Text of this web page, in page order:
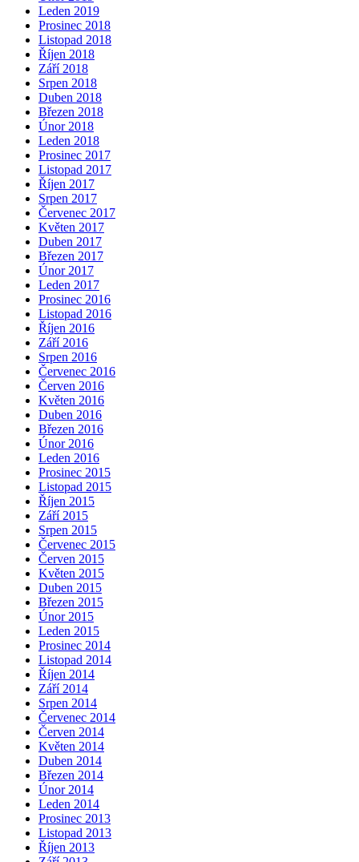
Leden 2019
Prosinec 2018
Listopad 2018
Říjen 2018
Září 2018
Srpen 2018
Duben 2018
Březen 2018
Únor 2018
Leden 2018
Prosinec 2017
Listopad 2017
Říjen 2017
Srpen 2017
Červenec 2017
Květen 2017
Duben 2017
Březen 2017
Únor 2017
Leden 2017
Prosinec 2016
Listopad 2016
Říjen 2016
Září 2016
Srpen 2016
Červenec 2016
Červen 2016
Květen 2016
Duben 2016
Březen 2016
Únor 2016
Leden 2016
Prosinec 2015
Listopad 2015
Říjen 2015
Září 2015
Srpen 2015
Červenec 2015
Červen 2015
Květen 2015
Duben 2015
Březen 2015
Únor 2015
Leden 2015
Prosinec 2014
Listopad 2014
Říjen 2014
Září 2014
Srpen 2014
Červenec 2014
Červen 2014
Květen 2014
Duben 2014
Březen 2014
Únor 2014
Leden 2014
Prosinec 2013
Listopad 2013
Říjen 2013